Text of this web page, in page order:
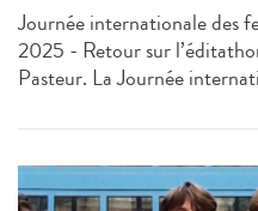
Journée internationale des
2025 - Retour sur
Pasteur. La Journée